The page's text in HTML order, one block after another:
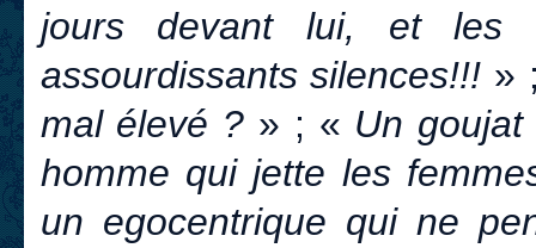
jours devant lui, et les
assourdissants silences!!! »
mal élevé ? » ; « Un
homme qui jette les
un egocentrique qui ne